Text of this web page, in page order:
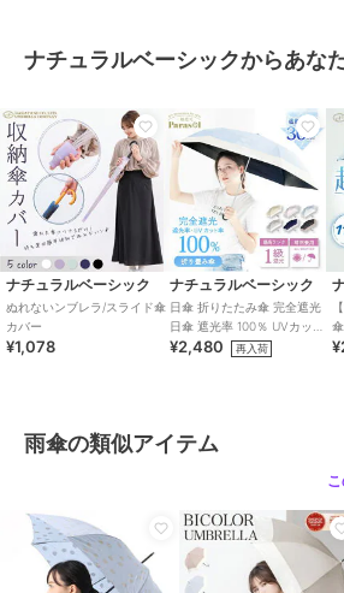
性別タイプ
レディース
メンズ
傘・レイングッズ ／
カラー
サックス(60cm)、ミント
パープル(60cm)、ベージ
m)、ネイビー(65cm)、ブ
cm)、グレー(65cm)
サイズ 60,65
素材
生地：ポリエステル
親骨：グラスファイバー
商品のお取り扱い方法
ポリエステル素材/無
兼用/長傘
雨傘
ナチュラルベーシックからあな
ナチュラルベーシック
ぬれないンブレラ/スライド傘
カバー
¥1,078
ナチュラルベーシック
日傘 折りたたみ傘 完全遮光
日傘 遮光率 100％ UVカット
バイカラー
¥2,480 再入荷
雨傘の類似アイテム